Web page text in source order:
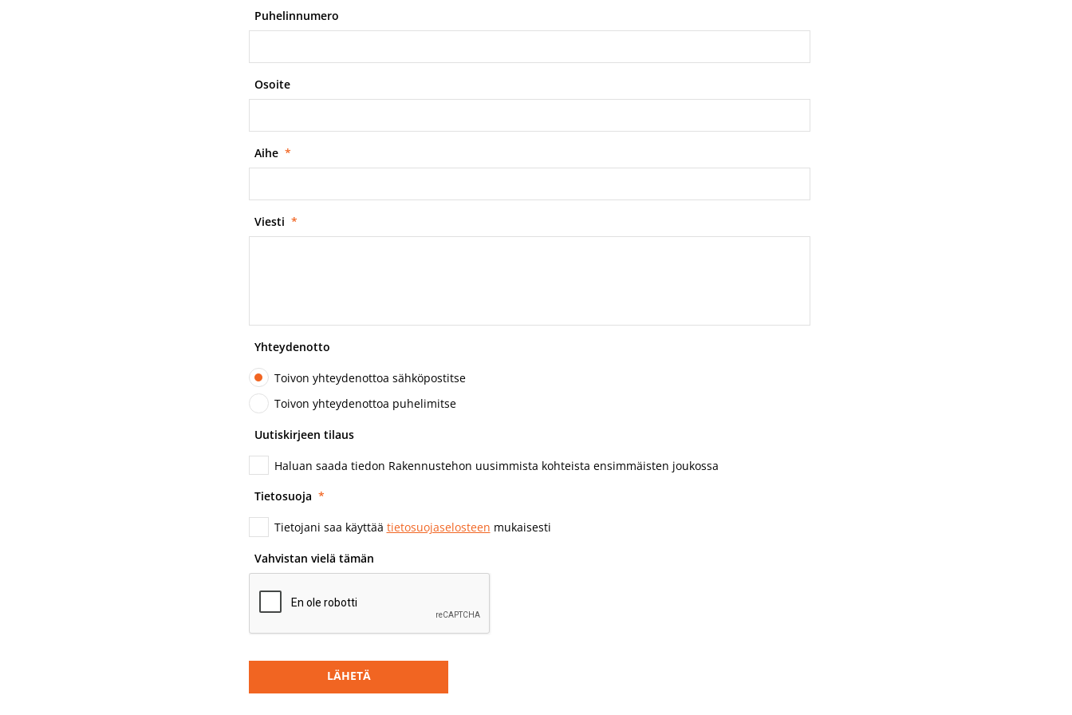
Puhelinnumero
Osoite
Aihe *
Viesti *
Yhteydenotto
Toivon yhteydenottoa sähköpostitse
Toivon yhteydenottoa puhelimitse
Uutiskirjeen tilaus
Haluan saada tiedon Rakennustehon uusimmista kohteista ensimmäisten joukossa
Tietosuoja *
Tietojani saa käyttää tietosuojaselosteen mukaisesti
Vahvistan vielä tämän